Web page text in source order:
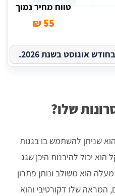
טווח מחיר נמוך
55 ₪
אוגוסט בשנת 2026.
שלו?
שניתן להשתמש בו בגגות
יכול להיבנות היכן שגג
מעלה הוא משולב ונותן פתרון
המראה שלו דקורטיבי והוא